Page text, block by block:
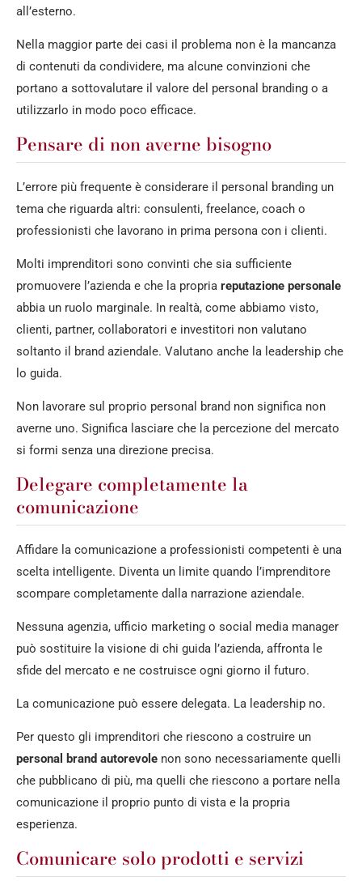
all’esterno.
Nella maggior parte dei casi il problema non è la mancanza
di contenuti da condividere, ma alcune convinzioni che
portano a sottovalutare il valore del personal branding o a
utilizzarlo in modo poco efficace.
Pensare di non averne bisogno
L’errore più frequente è considerare il personal branding un
tema che riguarda altri: consulenti, freelance, coach o
professionisti che lavorano in prima persona con i clienti.
Molti imprenditori sono convinti che sia sufficiente
promuovere l’azienda e che la propria reputazione personale
abbia un ruolo marginale. In realtà, come abbiamo visto,
clienti, partner, collaboratori e investitori non valutano
soltanto il brand aziendale. Valutano anche la leadership che
lo guida.
Non lavorare sul proprio personal brand non significa non
averne uno. Significa lasciare che la percezione del mercato
si formi senza una direzione precisa.
Delegare completamente la
comunicazione
Affidare la comunicazione a professionisti competenti è una
scelta intelligente. Diventa un limite quando l’imprenditore
scompare completamente dalla narrazione aziendale.
Nessuna agenzia, ufficio marketing o social media manager
può sostituire la visione di chi guida l’azienda, affronta le
sfide del mercato e ne costruisce ogni giorno il futuro.
La comunicazione può essere delegata. La leadership no.
Per questo gli imprenditori che riescono a costruire un
personal brand autorevole non sono necessariamente quelli
che pubblicano di più, ma quelli che riescono a portare nella
comunicazione il proprio punto di vista e la propria
esperienza.
Comunicare solo prodotti e servizi